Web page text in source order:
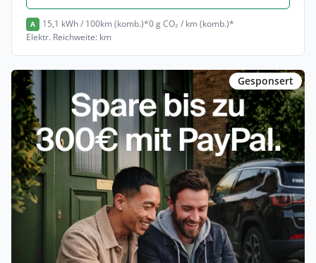
A 15,1 kWh / 100km (komb.)*0 g CO₂ / km (komb.)*
Elektr. Reichweite: km
Gesponsert